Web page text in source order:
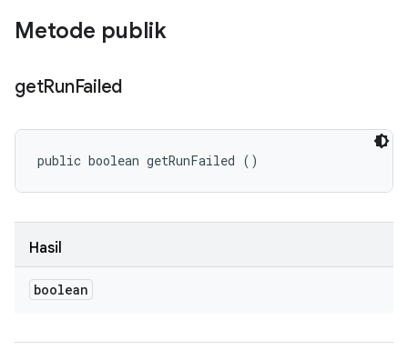
Metode publik
getRunFailed
public boolean getRunFailed ()
Hasil
boolean